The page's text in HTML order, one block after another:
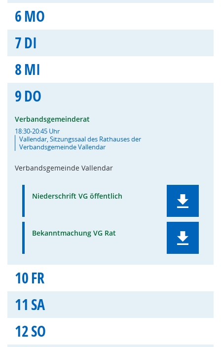
6MO
7DI
8MI
9DO
Verbandsgemeinderat
18:30-20:45 Uhr
Vallendar, Sitzungssaal des Rathauses der
Verbandsgemeinde Vallendar
Verbandsgemeinde Vallendar
Niederschrift VG öffentlich
Bekanntmachung VG Rat
10FR
11 SA
12SO